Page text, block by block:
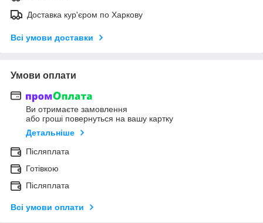
Доставка кур'єром по Харкову
Всі умови доставки
Умови оплати
Ви отримаєте замовлення
або гроші повернуться на вашу картку
Детальніше
Післяплата
Готівкою
Післяплата
Всі умови оплати